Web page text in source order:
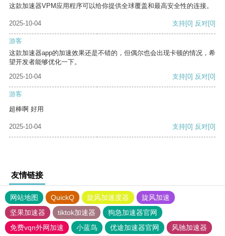
这款加速器VPM应用程序可以给你提供全球覆盖和最高安全性的连接。
2025-10-04 支持[0] 反对[0]
游客
这款加速器app的加速效果还是不错的，但偶尔也会出现卡顿的情况，希
望开发者能够优化一下。
2025-10-04
支持[0] 反对[0]
游客
超棒啊 好用
2025-10-04 支持[0] 反对[0]
友情链接
网站地图 QuickQ 旋风加速度器
旋风加速
坚果加速器
tiktok加速器
狗急加速器官网
免费vqn外网加速
小蓝鸟 优途加速器官网
风驰加速器